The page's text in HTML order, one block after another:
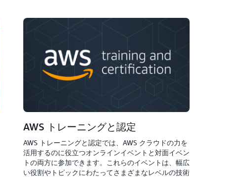
AWS トレーニングと認定
AWS トレーニングと認定では、AWS クラウドの力を
活用するのに役立つオンラインイベントと対面イベン
トの両方に参加できます。これらのイベントは、幅広
い役割やトピックにわたってさまざまなレベルの技術